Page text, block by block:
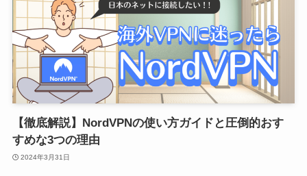
【徹底解説】NordVPNの使い方ガイドと圧倒的おす
すめな3つの理由
2024年3月31日